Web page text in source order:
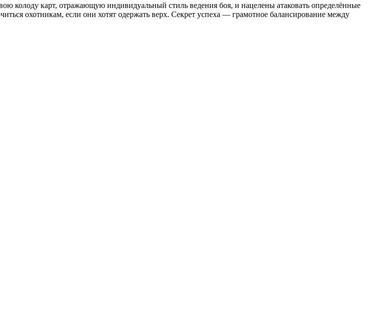
колоду карт, отражающую индивидуальный стиль ведения боя, и нацелены атаковать определённые
охотникам, если они хотят одержать верх. Секрет успеха — грамотное балансирование между